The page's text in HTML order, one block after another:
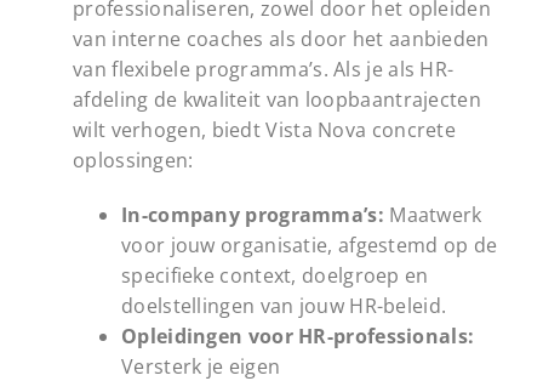
professionaliseren, zowel door het opleiden
van interne coaches als door het aanbieden
van flexibele programma’s. Als je als HR-
afdeling de kwaliteit van loopbaantrajecten
wilt verhogen, biedt Vista Nova concrete
oplossingen:
In-company programma’s: Maatwerk
voor jouw organisatie, afgestemd op de
specifieke context, doelgroep en
doelstellingen van jouw HR-beleid.
Opleidingen voor HR-professionals:
Versterk je eigen